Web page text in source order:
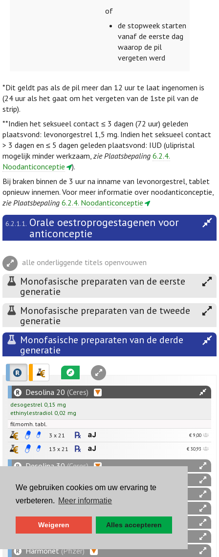
We gebruiken cookies om uw ervaring te
verbeteren. Meer informatie
Weigeren Alles accepteren
of
de stopweek starten
vanaf de eerste dag
waarop de pil
vergeten werd
*Dit geldt pas als de pil meer dan 12 uur te laat ingenomen is
(24 uur als het gaat om het vergeten van de 1ste pil van de
strip).
**Indien het seksueel contact ≤ 3 dagen (72 uur) geleden
plaatsvond: levonorgestrel 1,5 mg. Indien het seksueel contact
> 3 dagen en ≤ 5 dagen geleden plaatsvond: IUD (ulipristal
mogelijk minder werkzaam, zie Plaatsbepaling 6.2.4.
Noodanticonceptie
).
Bij braken binnen de 3 uur na inname van levonorgestrel, tablet
opnieuw innemen. Voor meer informatie over noodanticonceptie,
zie Plaatsbepaling 6.2.4. Noodanticonceptie
6.2.1.1. Orale oestroprogestagenen voor
anticonceptie
alle onderliggende titels openvouwen
Monofasische preparaten van de eerste
generatie
Monofasische preparaten van de tweede
generatie
Monofasische preparaten van de derde
generatie
Desolina 20 (Ceres)
desogestrel 0,15 mg
ethinylestradiol 0,02 mg
filmomh. tabl.
3 x 21
€ 9,00
13 x 21 € 30,93
Desolina 30(Ceres)
Desorelle 30
Gaelle 20(Ceres)
Gaelle 30(Ceres)
Harmonet(Pfizer)